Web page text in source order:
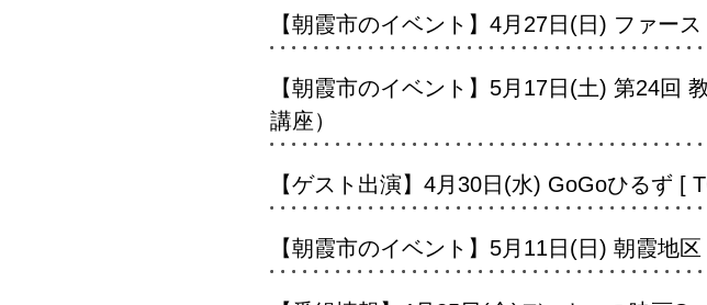
【朝霞市のイベント】4月27日(日) ファー
【朝霞市のイベント】5月17日(土) 第24回
講座）
【ゲスト出演】4月30日(水) GoGoひるず [
【朝霞市のイベント】5月11日(日) 朝霞地